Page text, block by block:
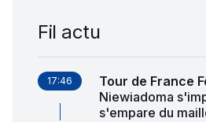
Fil actu
17:46 Tour de France
Niewiadoma
s'empare du